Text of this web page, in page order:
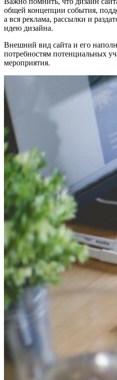
общей концепции события,
а вся реклама, рассылки и
идею дизайна.
Внешний вид сайта и его
потребностям потенциальных
мероприятия.